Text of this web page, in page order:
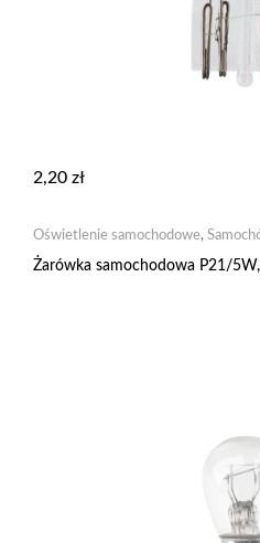
2,20 zł
Oświetlenie samochodowe,
żarowe
Żarówka